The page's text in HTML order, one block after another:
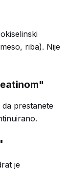
riba). Nije
prestanete
je